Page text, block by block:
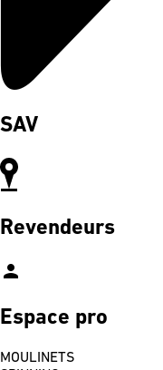
SAV
Revendeurs
person
Espace pro
MOULINETS